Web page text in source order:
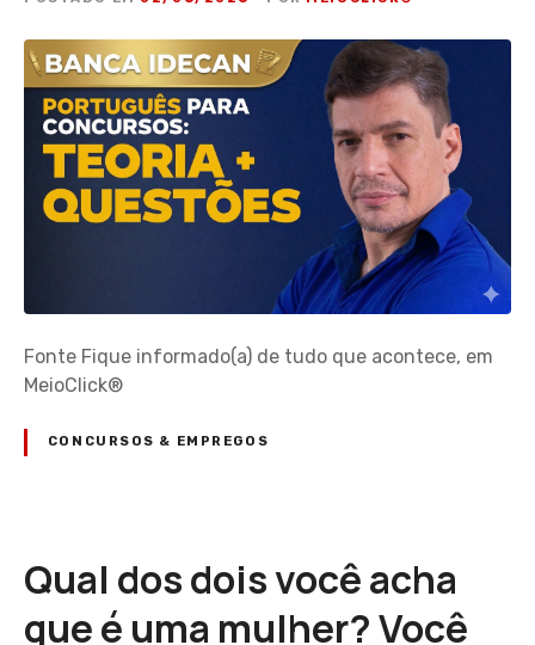
Fonte Fique informado(a) de tudo que acontece, em
MeioClick®
CONCURSOS & EMPREGOS
Qual dos dois você acha
que é uma mulher? Você